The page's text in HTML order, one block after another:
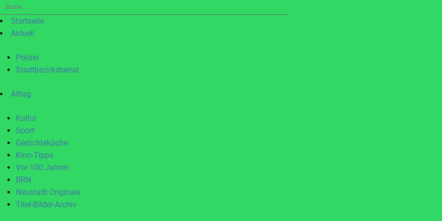
Suche
nach:Startseite
Aktuell
Polizei
Stadtbezirksbeirat
Alltag
Kultur
Sport
Gerüchteküche
Kino-Tipps
Vor 100 Jahren
BRN
Neustadt Originale
Titel-Bilder-Archiv